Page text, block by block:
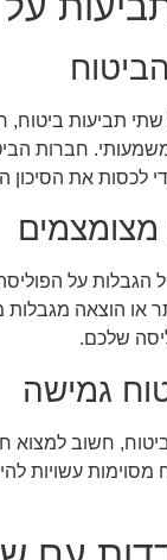
תביעות ביטוח,
חברות
לכסות את הסיכון
מצומצמים
הגבלות על
או הוצאה מגבלות
שלכם.
גמישה
חשוב למצוא
עשויות